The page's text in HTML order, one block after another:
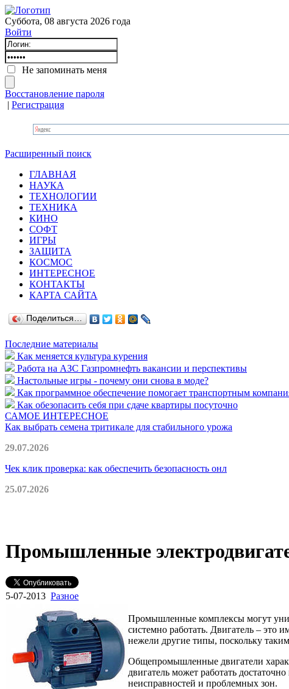
Суббота, 08 августа 2026 года
Войти
Не запоминать меня
Восстановление пароля
| Регистрация
Расширенный поиск
ГЛАВНАЯ
НАУКА
ТЕХНОЛОГИИ
ТЕХНИКА
КИНО
СОФТ
ИГРЫ
ЗАЩИТА
КОСМОС
ИНТЕРЕСНОЕ
КОНТАКТЫ
КАРТА САЙТА
Поделиться…
Последние материалы
Как меняется культура курения
Работа на АЗС Газпромнефть вакансии и перспективы
Настольные игры - почему они снова в моде?
Как программное обеспечение помогает транспортным
Как обезопасить себя при сдаче квартиры посуточно
САМОЕ ИНТЕРЕСНОЕ
Как выбрать семена тритикале для стабильного урожа
29.07.2026
Чек клик проверка: как обеспечить безопасность онл
25.07.2026
Промышленные
5-07-2013 Разное
Промышленные комплексы могут
системно работать. Двигатель – это
нежели другие типы, поскольку
Общепромышленные двигатели
двигатель может работать
неисправностей и проблемных зон.